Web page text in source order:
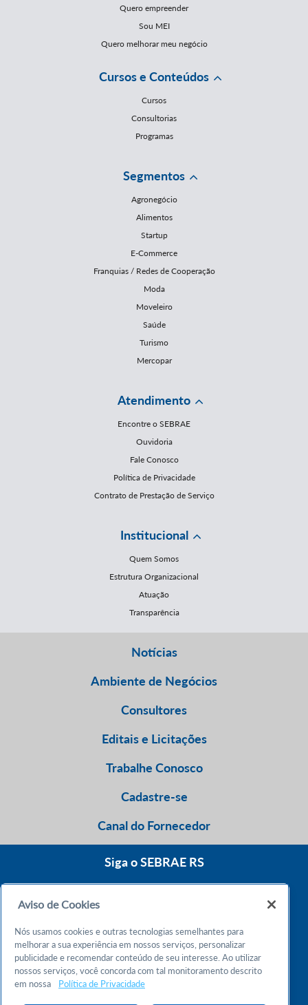
Quero empreender
Sou MEI
Quero melhorar meu negócio
Cursos e Conteúdos
Cursos
Consultorias
Programas
Segmentos
Agronegócio
Alimentos
Startup
E-Commerce
Franquias / Redes de Cooperação
Moda
Moveleiro
Saúde
Turismo
Mercopar
Atendimento
Encontre o SEBRAE
Ouvidoria
Fale Conosco
Política de Privacidade
Contrato de Prestação de Serviço
Institucional
Quem Somos
Estrutura Organizacional
Atuação
Transparência
Notícias
Ambiente de Negócios
Consultores
Editais e Licitações
Trabalhe Conosco
Cadastre-se
Canal do Fornecedor
Siga o SEBRAE RS
Atendimento 24h
Chame no WhatsApp
Aviso de Cookies
Nós usamos cookies e outras tecnologias semelhantes para
melhorar a sua experiência em nossos serviços, personalizar
publicidade e recomendar conteúdo de seu interesse. Ao utilizar
nossos serviços, você concorda com tal monitoramento descrito
em nossa
Política de Privacidade